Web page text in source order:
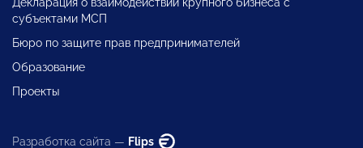
субъектами МСП
Бюро по защите прав предпринимателей
Образование
Проекты
Разработка сайта — Flips